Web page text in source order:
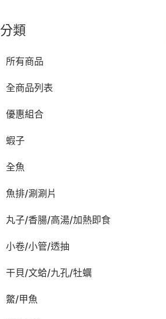
分類
所有商品
全商品列表
優惠組合
蝦子
全魚
魚排/涮涮片
丸子/香腸/高湯/加熱即食
小卷/小管/透抽
干貝/文蛤/九孔/牡蠣
鱉/甲魚